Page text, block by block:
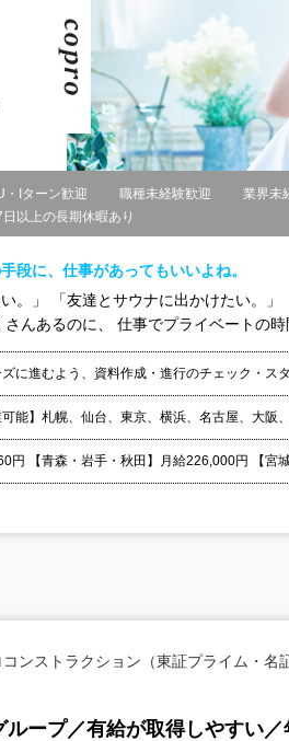
・Iターン歓迎 職種未経験歓迎 業界未
日以上の長期休暇あり
段に、仕事があってもいいよね。
。」 「友達とサウナに出かけたい。
んあるのに、 仕事でプライベートの時
に進むよう、資料作成・進行のチェック・ス
可能】札幌、仙台、東京、横浜、名古屋、大阪
円 【青森・岩手・秋田】月給226,000円 【宮
ンストラクション（東証プライム・名
ープ／有給が取得しやすい